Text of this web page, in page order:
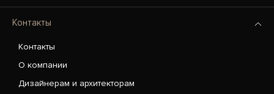
Контакты
Контакты
О компании
Дизайнерам и архитекторам